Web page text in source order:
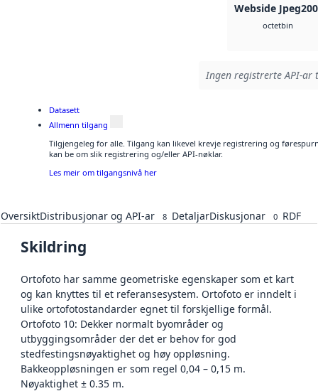
Webside
octetbin
Ingen registrerte API-
Datasett
Allmenn tilgang
Tilgjengeleg for alle. Tilgang kan likevel krevje registrering og
kan be om slik registrering og/eller API-nøklar.
Les meir om tilgangsnivå her
OversiktDistribusjonar og API-ar 8 DetaljarDiskusjonar 0 RDF
Skildring
Ortofoto har samme geometriske egenskaper som et kart
og kan knyttes til et referansesystem. Ortofoto er inndelt i
ulike ortofotostandarder egnet til forskjellige formål.
Ortofoto 10: Dekker normalt byområder og
utbyggingsområder der det er behov for god
stedfestingsnøyaktighet og høy oppløsning.
Bakkeoppløsningen er som regel 0,04 – 0,15 m.
Nøyaktighet ± 0.35 m.